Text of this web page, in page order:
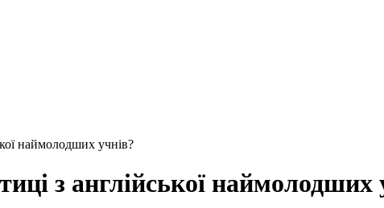
наймолодших учнів?
з англійської наймолодших